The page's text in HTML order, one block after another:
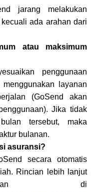
jarang melakukan
ada arahan dari
atau maksimum
penggunaan
layanan
(GoSend akan
Jika tidak
tersebut, maka
bulanan.
asuransi?
secara otomatis
Rincian lebih lanjut
di